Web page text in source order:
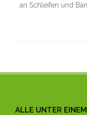
an Schleifen und
ALLE UNTER